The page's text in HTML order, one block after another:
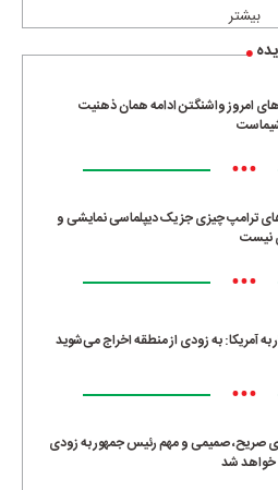
بیشتر
امروز واشنگتن ادامه همان ذهنیت
•••
ترامپ چیزی جز یک دیپلماسی نمایشی و
نیست
•••
آمریکا: به زودی از منطقه اخراج می‌شوید
•••
صریح، صمیمی و مهم رئیس جمهور به زودی
شد